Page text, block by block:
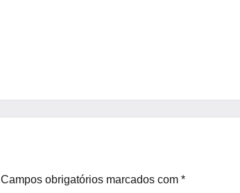
Campos obrigatórios marcados com *